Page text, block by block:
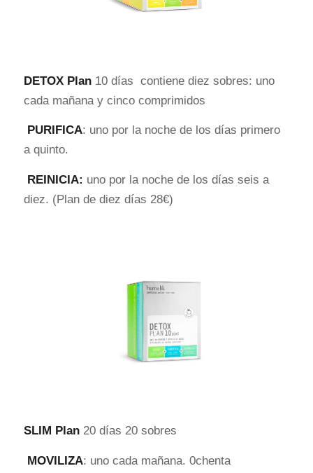
DETOX Plan10 días contiene diez sobres: uno
cada mañana y cinco comprimidos
PURIFICA: uno por la noche de los días primero
a quinto.
REINICIA: uno por la noche de los días seis a
diez. (Plan de diez días 28€)
SLIM Plan 20 días 20 sobres
MOVILIZA: uno cada mañana. 0chenta